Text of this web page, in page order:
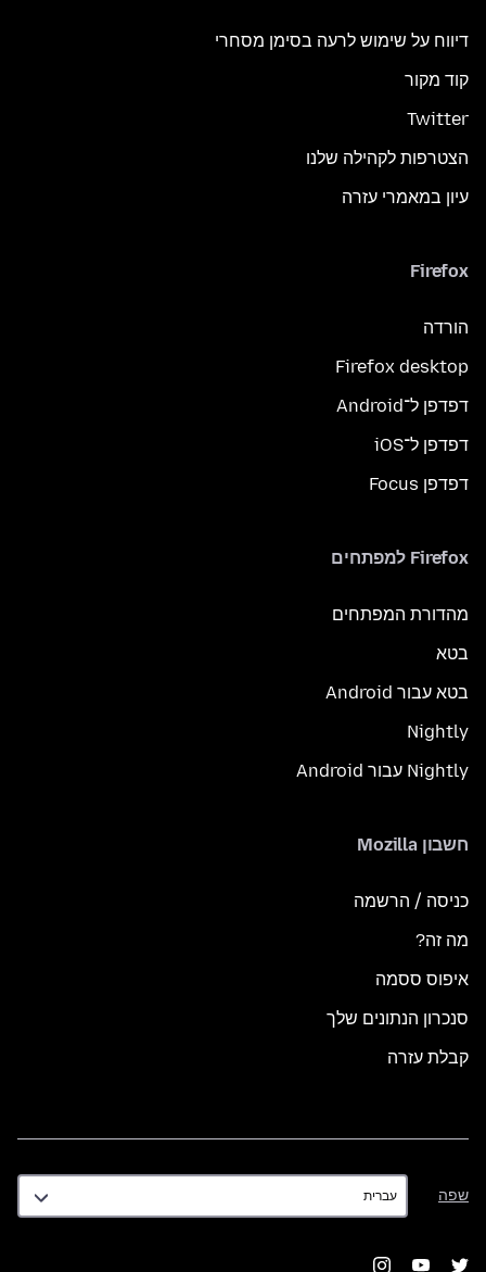
דיווח על שימוש לרעה בסימן מסחרי
קוד מקור
Twitter
הצטרפות לקהילה שלנו
עיון במאמרי עזרה
Firefox
הורדה
Firefox desktop
דפדפן ל־Android
דפדפן ל־iOS
דפדפן Focus
Firefox למפתחים
מהדורת המפתחים
בטא
בטא עבור Android
Nightly
Nightly עבור Android
חשבון Mozilla
כניסה / הרשמה
מה זה?
איפוס ססמה
סנכרון הנתונים שלך
קבלת עזרה
שפה
שפה